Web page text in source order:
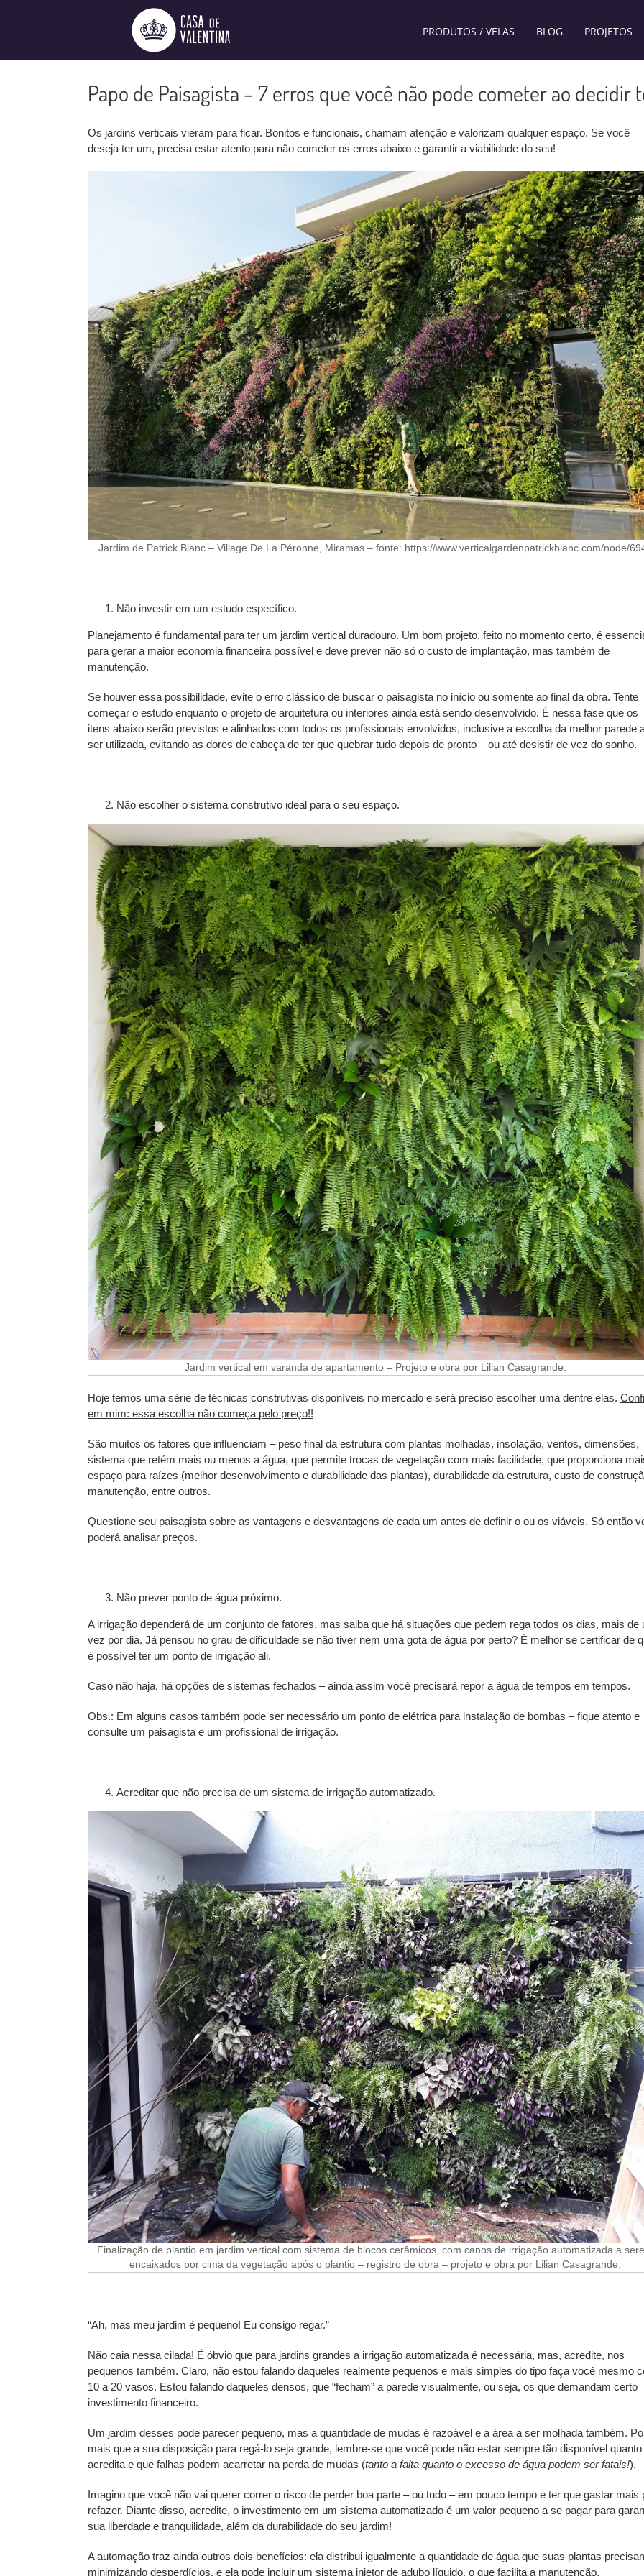
PRODUTOS / VELAS BLOG PROJETOS
Papo de Paisagista – 7 erros que você não pode cometer ao
Os jardins verticais vieram para ficar. Bonitos e funcionais, chamam atenção e valorizam qualquer espaço. Se você
deseja ter um, precisa estar atento para não cometer os erros abaixo e garantir a viabilidade do seu!
Jardim de Patrick Blanc – Village De La Péronne, Miramas – fonte: https://www.verticalgardenpatrickblanc.com/node/
Não investir em um estudo específico.
Planejamento é fundamental para ter um jardim vertical duradouro. Um bom projeto, feito no momento certo, é
para gerar a maior economia financeira possível e deve prever não só o custo de implantação, mas também de
manutenção.
Se houver essa possibilidade, evite o erro clássico de buscar o paisagista no início ou somente ao final da obra. Tente
começar o estudo enquanto o projeto de arquitetura ou interiores ainda está sendo desenvolvido. É nessa fase que os
itens abaixo serão previstos e alinhados com todos os profissionais envolvidos, inclusive a escolha da melhor parede
ser utilizada, evitando as dores de cabeça de ter que quebrar tudo depois de pronto – ou até desistir de vez do sonho.
Não escolher o sistema construtivo ideal para o seu espaço.
Jardim vertical em varanda de apartamento – Projeto e obra por Lilian Casagrande.
Hoje temos uma série de técnicas construtivas disponíveis no mercado e será preciso escolher uma dentre elas.
em mim: essa escolha não começa pelo preço!!
São muitos os fatores que influenciam – peso final da estrutura com plantas molhadas, insolação, ventos, dimensões,
sistema que retém mais ou menos a água, que permite trocas de vegetação com mais facilidade, que proporciona
espaço para raízes (melhor desenvolvimento e durabilidade das plantas), durabilidade da estrutura, custo de
manutenção, entre outros.
Questione seu paisagista sobre as vantagens e desvantagens de cada um antes de definir o ou os viáveis. Só então
poderá analisar preços.
Não prever ponto de água próximo.
A irrigação dependerá de um conjunto de fatores, mas saiba que há situações que pedem rega todos os dias, mais de
vez por dia. Já pensou no grau de dificuldade se não tiver nem uma gota de água por perto? É melhor se certificar de
é possível ter um ponto de irrigação ali.
Caso não haja, há opções de sistemas fechados – ainda assim você precisará repor a água de tempos em tempos.
Obs.: Em alguns casos também pode ser necessário um ponto de elétrica para instalação de bombas – fique atento e
consulte um paisagista e um profissional de irrigação.
Acreditar que não precisa de um sistema de irrigação automatizado.
Finalização de plantio em jardim vertical com sistema de blocos cerâmicos, com canos de irrigação automatizada a
encaixados por cima da vegetação após o plantio – registro de obra – projeto e obra por Lilian Casagrande.
“Ah, mas meu jardim é pequeno! Eu consigo regar.”
Não caia nessa cilada! É óbvio que para jardins grandes a irrigação automatizada é necessária, mas, acredite, nos
pequenos também. Claro, não estou falando daqueles realmente pequenos e mais simples do tipo faça você mesmo
10 a 20 vasos. Estou falando daqueles densos, que “fecham” a parede visualmente, ou seja, os que demandam certo
investimento financeiro.
Um jardim desses pode parecer pequeno, mas a quantidade de mudas é razoável e a área a ser molhada também.
mais que a sua disposição para regá-lo seja grande, lembre-se que você pode não estar sempre tão disponível quanto
acredita e que falhas podem acarretar na perda de mudas (tanto a falta quanto o excesso de água podem ser fatais!).
Imagino que você não vai querer correr o risco de perder boa parte – ou tudo – em pouco tempo e ter que gastar mais
refazer. Diante disso, acredite, o investimento em um sistema automatizado é um valor pequeno a se pagar para
sua liberdade e tranquilidade, além da durabilidade do seu jardim!
A automação traz ainda outros dois benefícios: ela distribui igualmente a quantidade de água que suas plantas
minimizando desperdícios, e ela pode incluir um sistema injetor de adubo líquido, o que facilita a manutenção.